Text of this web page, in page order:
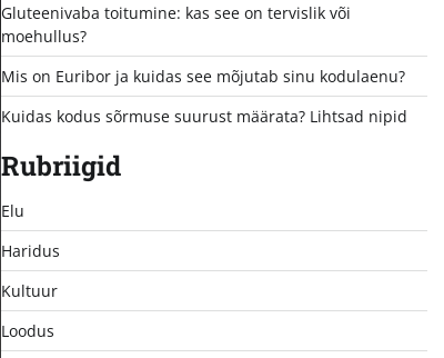
Gluteenivaba toitumine: kas see on tervislik või
moehullus?
Mis on Euribor ja kuidas see mõjutab sinu kodulaenu?
Kuidas kodus sõrmuse suurust määrata? Lihtsad nipid
Rubriigid
Elu
Haridus
Kultuur
Loodus